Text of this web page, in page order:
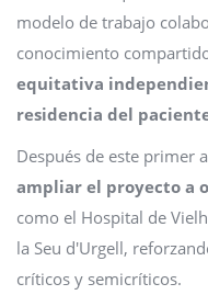
modelo de trabajo
conocimiento
equitativa
residencia del
Después de este primer
ampliar el proyecto a
como el Hospital de
la Seu d'Urgell,
críticos y semicríticos.